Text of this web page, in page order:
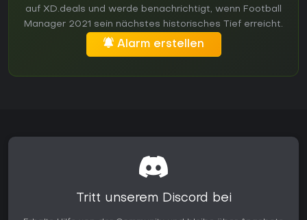
auf XD.deals und werde benachrichtigt, wenn Football
Manager 2021 sein nächstes historisches Tief erreicht.
Alarm erstellen
Tritt unserem Discord bei